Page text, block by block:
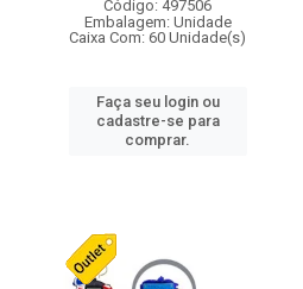
Código: 497506
Embalagem: Unidade
Caixa Com: 60 Unidade(s)
Faça seu login ou
cadastre-se para
comprar.